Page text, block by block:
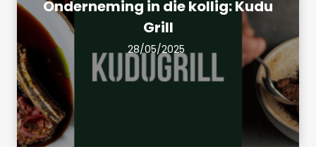
Onderneming in die kollig: Kudu
Grill
28/05/2025